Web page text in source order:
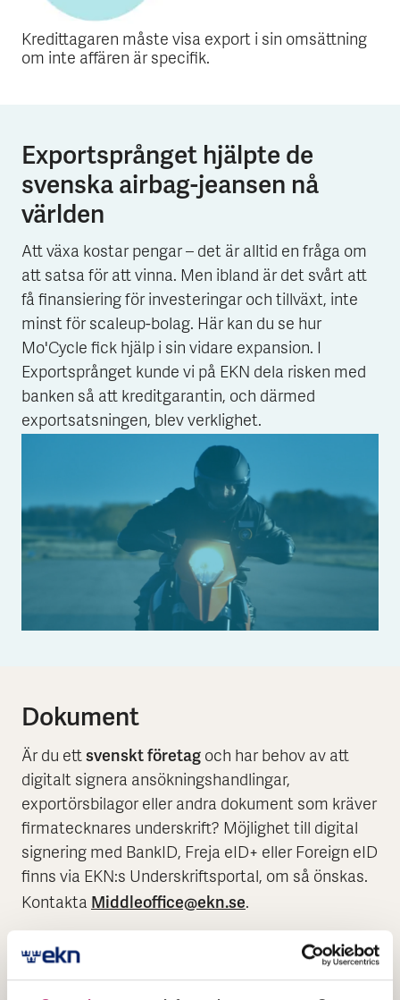
Kredittagaren måste visa export i sin omsättning
om inte affären är specifik.
Exportsprånget hjälpte de
svenska airbag-jeansen nå
världen
Att växa kostar pengar – det är alltid en fråga om
att satsa för att vinna. Men ibland är det svårt att
få finansiering för investeringar och tillväxt, inte
minst för scaleup-bolag. Här kan du se hur
Mo'Cycle fick hjälp i sin vidare expansion. I
Exportsprånget kunde vi på EKN dela risken med
banken så att kreditgarantin, och därmed
exportsatsningen, blev verklighet.
Dokument
Är du ettsvenskt företag och har behov av att
digitalt signera ansökningshandlingar,
exportörsbilagor eller andra dokument som kräver
firmatecknares underskrift? Möjlighet till digital
signering med BankID, Freja eID+ eller Foreign eID
finns via EKN:s Underskriftsportal, om så önskas.
Kontakta Middleoffice@ekn.se.
Ansökan
Här finner du de dokument du behöver för att